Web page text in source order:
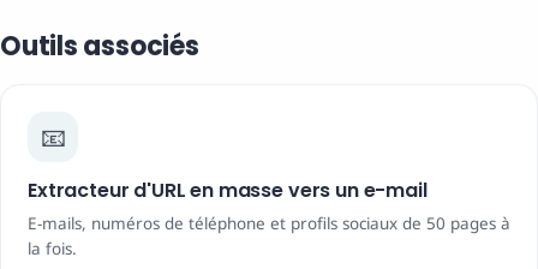
Outils associés
📧
Extracteur d'URL en masse vers un e-mail
E-mails, numéros de téléphone et profils sociaux de 50 pages à
la fois.